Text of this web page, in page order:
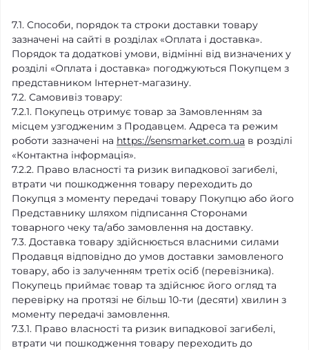
7.1. Способи, порядок та строки доставки товару
зазначені на сайті в розділах «Оплата і доставка».
Порядок та додаткові умови, відмінні від визначених у
розділі «Оплата і доставка» погоджуються Покупцем з
представником Інтернет-магазину.
7.2. Самовивіз товару:
7.2.1. Покупець отримує товар за Замовленням за
місцем узгодженим з Продавцем. Адреса та режим
роботи зазначені на https://sensmarket.com.ua в розділі
«Контактна інформація».
7.2.2. Право власності та ризик випадкової загибелі,
втрати чи пошкодження товару переходить до
Покупця з моменту передачі товару Покупцю або його
Представнику шляхом підписання Сторонами
товарного чеку та/або замовлення на доставку.
7.3. Доставка товару здійснюється власними силами
Продавця відповідно до умов доставки замовленого
товару, або із залученням третіх осіб (перевізника).
Покупець приймає товар та здійснює його огляд та
перевірку на протязі не більш 10-ти (десяти) хвилин з
моменту передачі замовлення.
7.3.1. Право власності та ризик випадкової загибелі,
втрати чи пошкодження товару переходить до